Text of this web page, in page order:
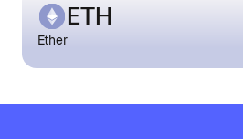
ETH
Ether